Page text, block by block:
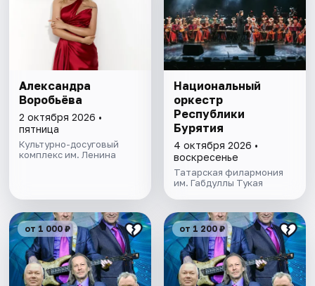
Александра
Воробьёва
2 октября 2026 •
пятница
Культурно-досуговый
комплекс им. Ленина
Национальный
оркестр
Республики
Бурятия
4 октября 2026 •
воскресенье
Татарская филармония
им. Габдуллы Тукая
от 1 000 ₽ от 1 200 ₽